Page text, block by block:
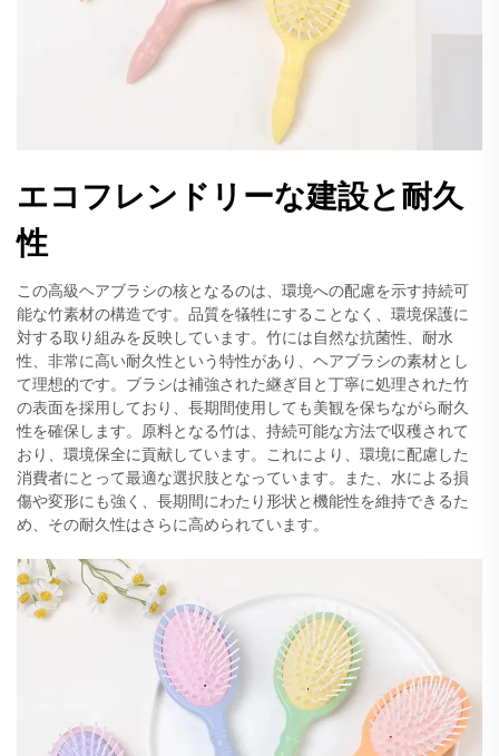
エコフレンドリーな建設と耐久
性
この高級ヘアブラシの核となるのは、環境への配慮を示す持続可
能な竹素材の構造です。品質を犠牲にすることなく、環境保護に
対する取り組みを反映しています。竹には自然な抗菌性、耐水
性、非常に高い耐久性という特性があり、ヘアブラシの素材とし
て理想的です。ブラシは補強された継ぎ目と丁寧に処理された竹
の表面を採用しており、長期間使用しても美観を保ちながら耐久
性を確保します。原料となる竹は、持続可能な方法で収穫されて
おり、環境保全に貢献しています。これにより、環境に配慮した
消費者にとって最適な選択肢となっています。また、水による損
傷や変形にも強く、長期間にわたり形状と機能性を維持できるた
め、その耐久性はさらに高められています。